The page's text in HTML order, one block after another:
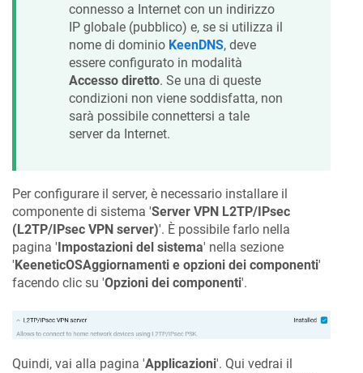
connesso a Internet con un indirizzo
IP globale (pubblico) e, se si utilizza il
nome di dominio KeenDNS, deve
essere configurato in modalità
Accesso diretto. Se una di queste
condizioni non viene soddisfatta, non
sarà possibile connettersi a tale
server da Internet.
Per configurare il server, è necessario installare il
componente di sistema 'Server VPN L2TP/IPsec
(L2TP/IPsec VPN server)'. È possibile farlo nella
pagina ' Impostazioni del sistema' nella sezione
' KeeneticOSAggiornamenti e opzioni dei componenti'
facendo clic su 'Opzioni dei componenti'.
Quindi, vai alla pagina 'Applicazioni'. Qui vedrai il